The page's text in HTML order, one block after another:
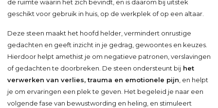
de ruimte waarin het zich bevindt, en is daarom bij uitstek
geschikt voor gebruik in huis, op de werkplek of op een altaar.
Deze steen maakt het hoofd helder, vermindert onrustige
gedachten en geeft inzicht in je gedrag, gewoontes en keuzes.
Hierdoor helpt amethist je om negatieve patronen, verslavingen
of gedachten te doorbreken. De steen ondersteunt bij het
verwerken van verlies, trauma en emotionele pijn , en helpt
je om ervaringen een plek te geven. Het begeleid je naar een
volgende fase van bewustwording en heling, en stimuleert